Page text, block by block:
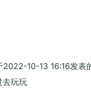
2022-10-13 16:16发表
去玩玩